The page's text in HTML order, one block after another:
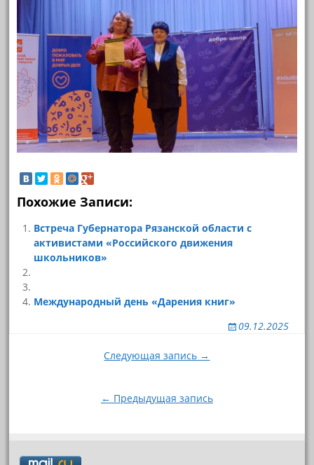
Похожие Записи:
Встреча Губернатора Рязанской области с
активистами «Российского движения
школьников»
Международный день «Дарения книг»
09.12.2025
Следующая запись →
← Предыдущая запись